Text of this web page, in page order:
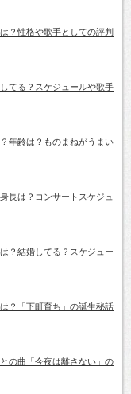
？性格や歌手としての評判
てる？スケジュールや歌手
年齢は？ものまねがうまい
長は？コンサートスケジュ
？結婚してる？スケジュー
？「下町育ち」の誕生秘話
の曲「今夜は離さない」の